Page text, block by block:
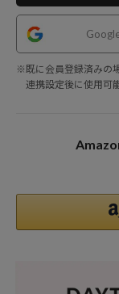
※既に会員登録済みの
連携設定後に使用可